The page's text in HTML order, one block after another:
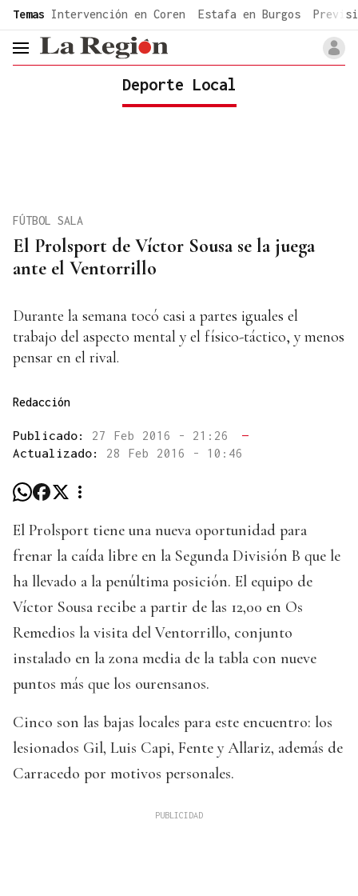
common.go-to-content
Temas Intervención en Coren Estafa en Burgos
header.menu.open
Deporte Local
El Prolsport de Víctor Sousa se la juega
ante el Ventorrillo
FÚTBOL SALA
Durante la semana tocó casi a partes iguales el
trabajo del aspecto mental y el físico-táctico, y menos
pensar en el rival.
Redacción
Publicado: 27 Feb 2016 - 21:26
—
Actualizado: 28 Feb 2016 - 10:46
El Prolsport tiene una nueva oportunidad para
frenar la caída libre en la Segunda División B que le
ha llevado a la penúltima posición. El equipo de
Víctor Sousa recibe a partir de las 12,00 en Os
Remedios la visita del Ventorrillo, conjunto
instalado en la zona media de la tabla con nueve
puntos más que los ourensanos.
Cinco son las bajas locales para este encuentro: los
lesionados Gil, Luis Capi, Fente y Allariz, además de
Carracedo por motivos personales.